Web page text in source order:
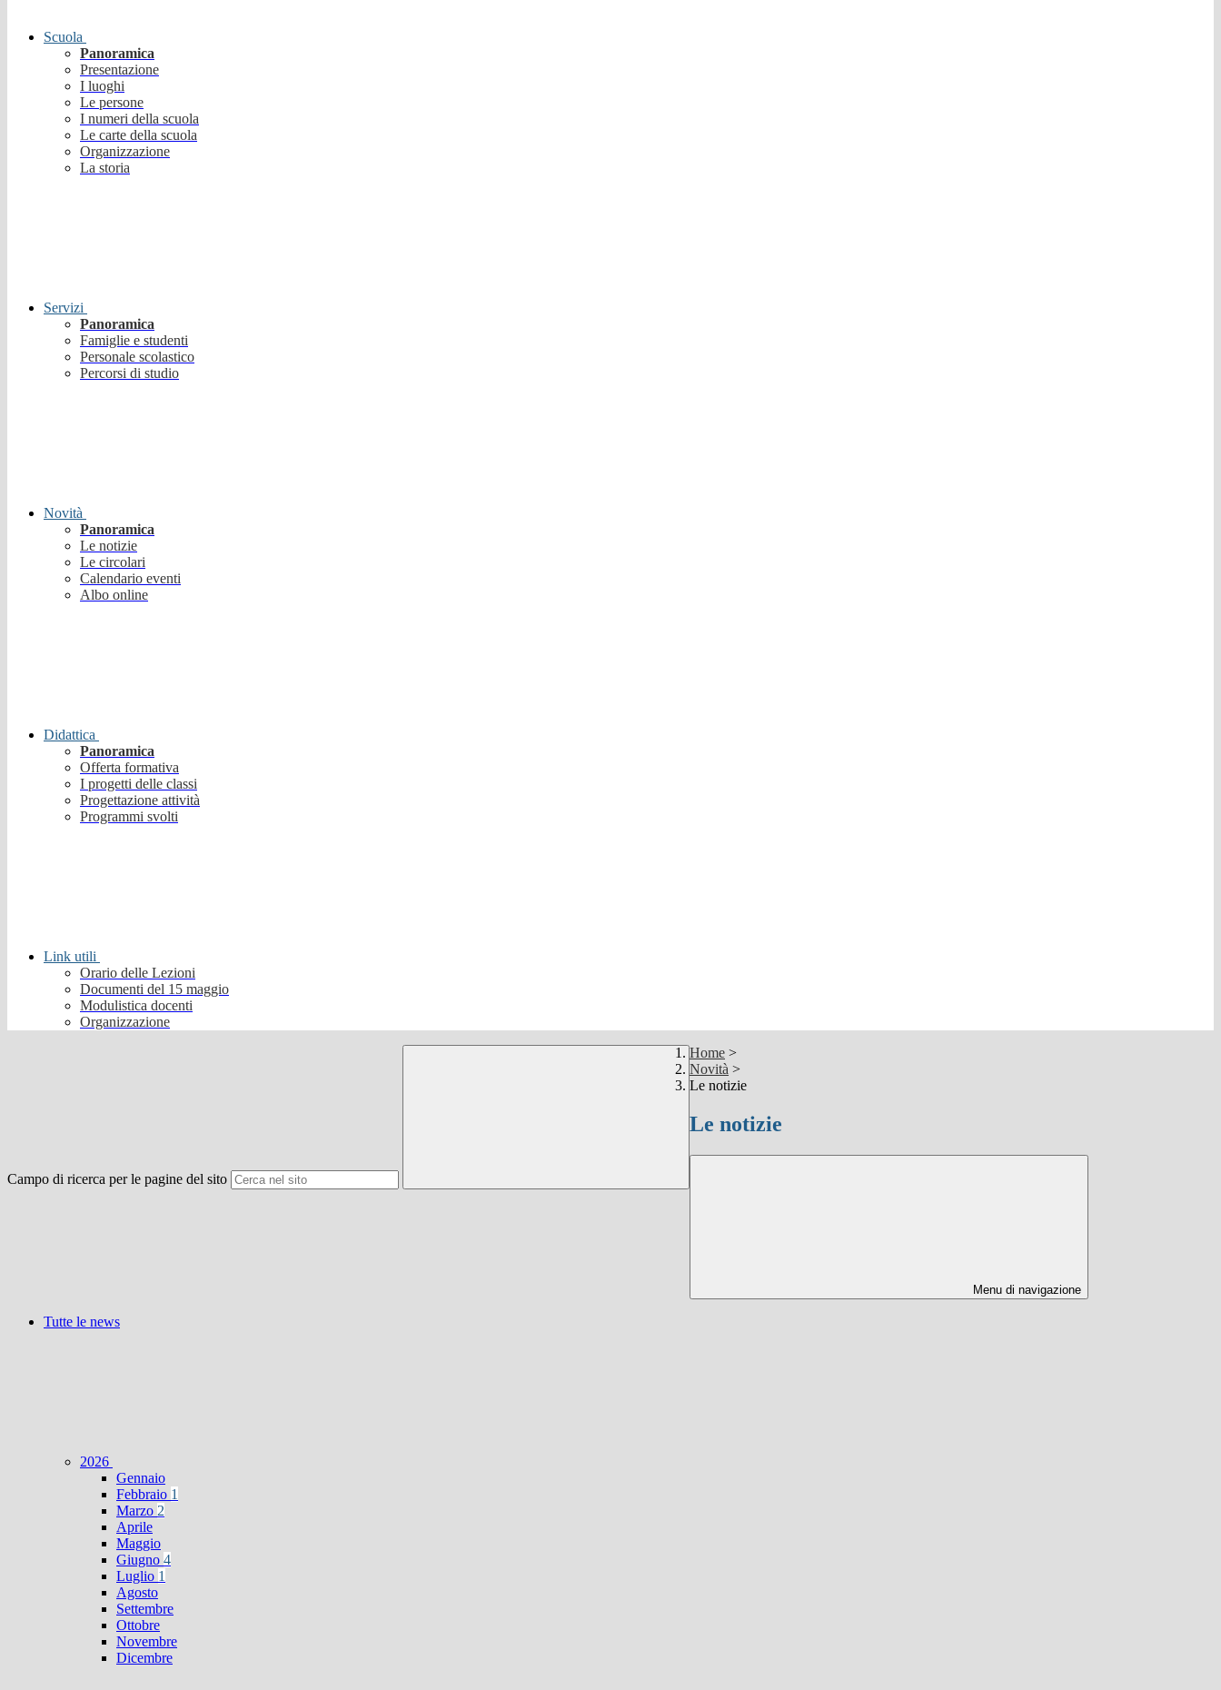
Scuola
Panoramica
Presentazione
I luoghi
Le persone
I numeri della scuola
Le carte della scuola
Organizzazione
La storia
Servizi
Panoramica
Famiglie e studenti
Personale scolastico
Percorsi di studio
Novità
Panoramica
Le notizie
Le circolari
Calendario eventi
Albo online
Didattica
Panoramica
Offerta formativa
I progetti delle classi
Progettazione attività
Programmi svolti
Link utili
Orario delle Lezioni
Documenti del 15 maggio
Modulistica docenti
Organizzazione
Campo di ricerca per le pagine del sito
Home >
Novità >
Le notizie
Le notizie
Menu di navigazione
Tutte le news
2026
Gennaio
Febbraio 1
Marzo 2
Aprile
Maggio
Giugno 4
Luglio 1
Agosto
Settembre
Ottobre
Novembre
Dicembre